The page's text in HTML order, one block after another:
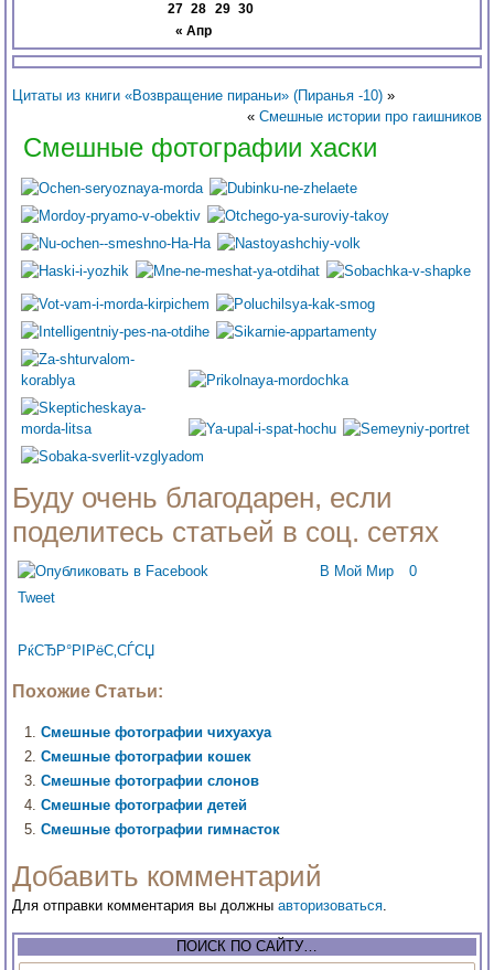
« Апр
27 28 29 30
Цитаты из книги «Возвращение пираньи» (Пиранья -10) »
« Смешные истории про гаишников
Смешные фотографии хаски
Буду очень благодарен, если
поделитесь статьей в соц. сетях
В Мой Мир
0
Tweet
РќСЂР°РІРёС‚СЃСЏ
Похожие Статьи:
Смешные фотографии чихуахуа
Смешные фотографии кошек
Смешные фотографии слонов
Смешные фотографии детей
Смешные фотографии гимнасток
Добавить комментарий
Для отправки комментария вы должныавторизоваться.
ПОИСК ПО САЙТУ…